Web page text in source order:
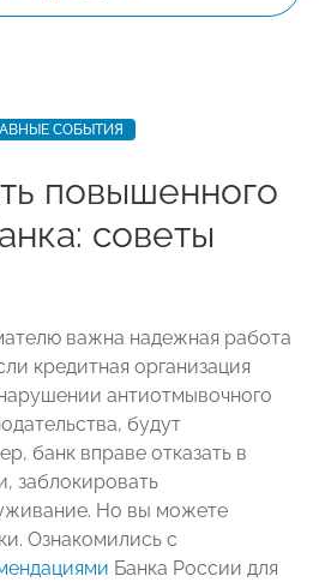
СОБЫТИЯ
повышенного
советы
важна надежная работа
кредитная организация
антиотмывочного
будут
банк вправе отказать в
заблокировать
Но вы можете
Ознакомились с
Банка России для